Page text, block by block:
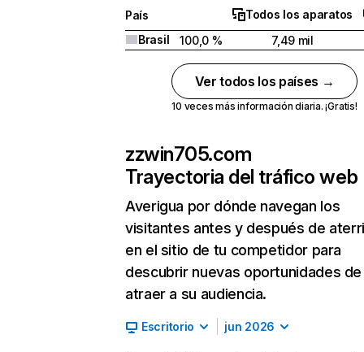
País
Todos los aparatos
Brasil
100,0 % 7,49 mil
Ver todos los países →
10 veces más información diaria. ¡Gratis!
zzwin705.com
Trayectoria del tráfico web
Averigua por dónde navegan los
visitantes antes y después de
en el sitio de tu competidor para
descubrir nuevas oportunidades de
atraer a su audiencia.
Escritorio jun 2026